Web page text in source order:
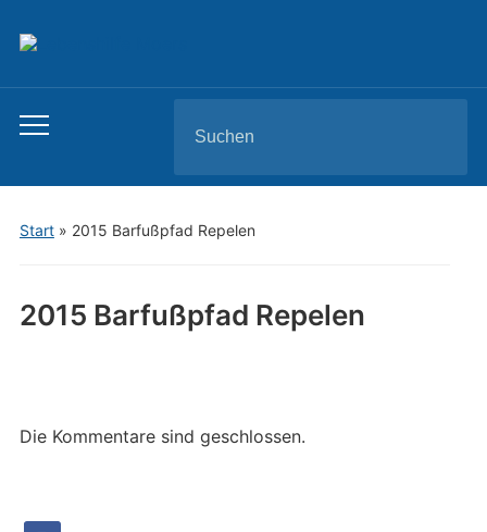
Toggle
menu
for:
Start» 2015 Barfußpfad Repelen
2015 Barfußpfad Repelen
Die Kommentare sind geschlossen.